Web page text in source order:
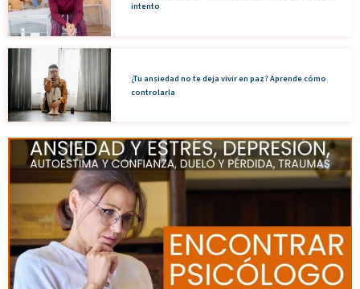
intento
¿Tu ansiedad no te deja vivir en paz? Aprende cómo
controlarla